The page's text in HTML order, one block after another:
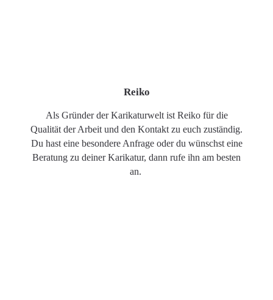
Reiko
Als Gründer der Karikaturwelt ist Reiko für die
Qualität der Arbeit und den Kontakt zu euch zuständig.
Du hast eine besondere Anfrage oder du wünschst eine
Beratung zu deiner Karikatur, dann rufe ihn am besten
an.